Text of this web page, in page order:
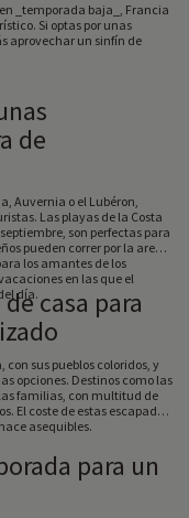
_temporada baja_, Francia
Si optas por unas
aprovechar un sinfín de
de
Auvernia o el Lubéron,
Las playas de la Costa
son perfectas para
pueden correr por la arena
los amantes de los
en las que el
día.casa para
sus pueblos coloridos, y
opciones. Destinos como las
familias, con multitud de
El coste de estas escapadas
asequibles.
para un